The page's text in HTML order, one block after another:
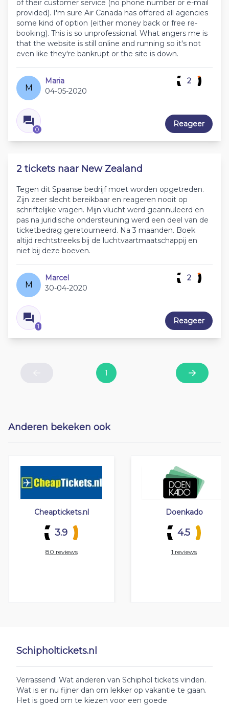
Schipholtickets.nl
Verrassend! Wat anderen van Schiphol tickets vinden.
Wat is er nu fijner dan om lekker op vakantie te gaan.
Het is goed om te kiezen voor een goede
of their customer service (no phone number or e-mail
provided). I'm sure Air Canada has offered all agencies
some kind of option (either money back or free re-
booking). This is so unprofessional. What angers me is
that the website is still online and running so it's not
even like they're bankrupt or the site is down.
M
Maria
04-05-2020
0
2
Reageer
2 tickets naar New Zealand
Tegen dit Spaanse bedrijf moet worden opgetreden.
Zijn zeer slecht bereikbaar en reageren nooit op
schriftelijke vragen. Mijn vlucht werd geannuleerd en
pas na juridische ondersteuning werd een deel van de
ticketbedrag geretourneerd. Na 3 maanden. Boek
altijd rechtstreeks bij de luchtvaartmaatschappij en
niet bij deze boeven.
M
Marcel
30-04-2020
1
2
Reageer
1 Next
Anderen bekeken ook
Cheaptickets.nl
3.9
80 reviews
Doenkado
4.5
1 reviews